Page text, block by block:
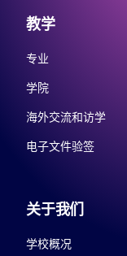
教学
专业
学院
海外交流和访学
电子文件验签
关于我们
学校概况